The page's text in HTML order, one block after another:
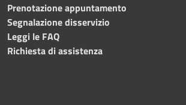
Prenotazione appuntamento
Segnalazione disservizio
Leggi le FAQ
Richiesta di assistenza